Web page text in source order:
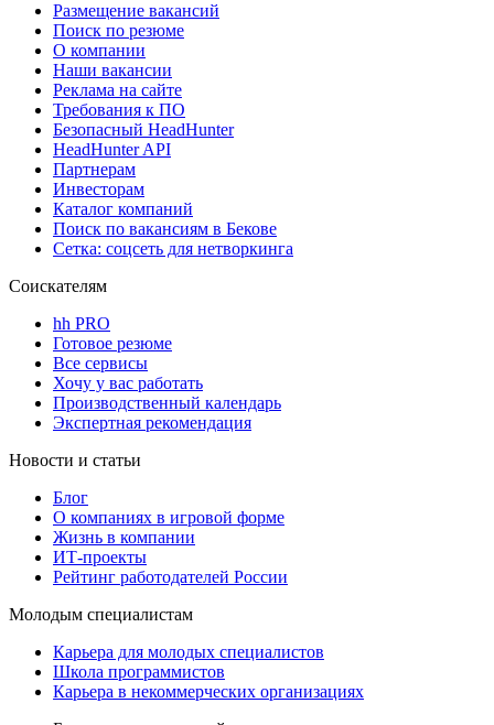
Размещение вакансий
Поиск по резюме
О компании
Наши вакансии
Реклама на сайте
Требования к ПО
Безопасный HeadHunter
HeadHunter API
Партнерам
Инвесторам
Каталог компаний
Поиск по вакансиям в Бекове
Сетка: соцсеть для нетворкинга
Соискателям
hh PRO
Готовое резюме
Все сервисы
Хочу у вас работать
Производственный календарь
Экспертная рекомендация
Новости и статьи
Блог
О компаниях в игровой форме
Жизнь в компании
ИТ-проекты
Рейтинг работодателей России
Молодым специалистам
Карьера для молодых специалистов
Школа программистов
Карьера в некоммерческих организациях